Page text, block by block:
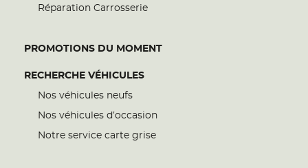
Réparation Carrosserie
PROMOTIONS DU MOMENT
RECHERCHE VÉHICULES
Nos véhicules neufs
Nos véhicules d’occasion
Notre service carte grise